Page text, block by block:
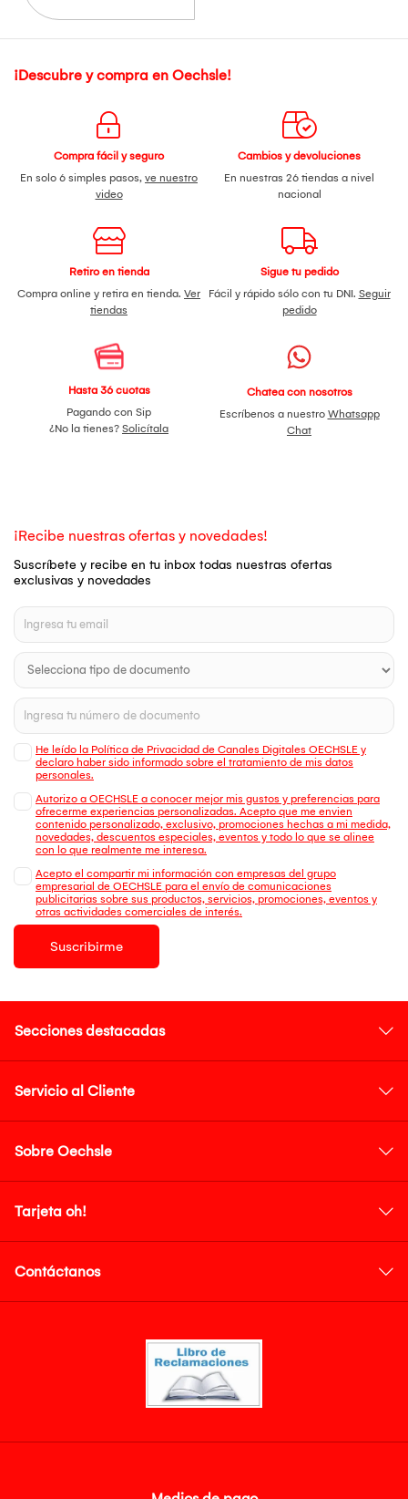
¡Descubre y compra en Oechsle!
Compra fácil y seguro
En solo 6 simples pasos, ve nuestro
video
Cambios y devoluciones
En nuestras 26 tiendas a nivel
nacional
Retiro en tienda
Compra online y retira en tienda. Ver
tiendas
Sigue tu pedido
Fácil y rápido sólo con tu DNI. Seguir
pedido
Hasta 36 cuotas
Pagando con Sip
¿No la tienes? Solicítala
Chatea con nosotros
Escríbenos a nuestro Whatsapp
Chat
¡Recibe nuestras ofertas y novedades!
Suscríbete y recibe en tu inbox todas nuestras ofertas
exclusivas y novedades
He leído la Política de Privacidad de Canales Digitales OECHSLE y
declaro haber sido informado sobre el tratamiento de mis datos
personales.
Autorizo a OECHSLE a conocer mejor mis gustos y preferencias para
ofrecerme experiencias personalizadas. Acepto que me envien
contenido personalizado, exclusivo, promociones hechas a mi medida,
novedades, descuentos especiales, eventos y todo lo que se alinee
con lo que realmente me interesa.
Acepto el compartir mi información con empresas del grupo
empresarial de OECHSLE para el envío de comunicaciones
publicitarias sobre sus productos, servicios, promociones, eventos y
otras actividades comerciales de interés.
Suscribirme
Secciones destacadas
Servicio al Cliente
Sobre Oechsle
Tarjeta oh!
Contáctanos